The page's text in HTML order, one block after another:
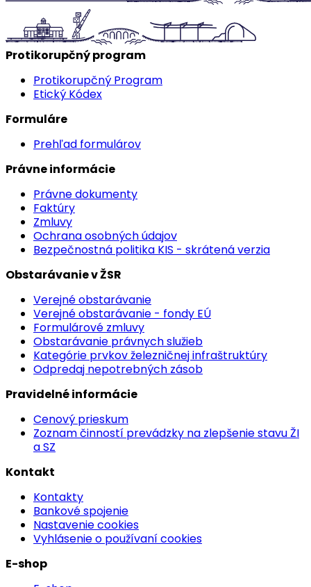
Protikorupčný program
Protikorupčný Program
Etický Kódex
Formuláre
Prehľad formulárov
Právne informácie
Právne dokumenty
Faktúry
Zmluvy
Ochrana osobných údajov
Bezpečnostná politika KIS - skrátená verzia
Obstarávanie v ŽSR
Verejné obstarávanie
Verejné obstarávanie - fondy EÚ
Formulárové zmluvy
Obstarávanie právnych služieb
Kategórie prvkov železničnej infraštruktúry
Odpredaj nepotrebných zásob
Pravidelné informácie
Cenový prieskum
Zoznam činností prevádzky na zlepšenie stavu ŽI
a SZ
Kontakt
Kontakty
Bankové spojenie
Nastavenie cookies
Vyhlásenie o používaní cookies
E-shop